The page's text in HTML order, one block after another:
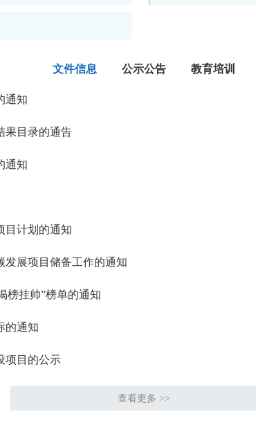
文件信息 公示公告 教育培训
通知
果目录的通告
通知
目计划的通知
发展项目储备工作的通知
榜挂帅”榜单的通知
的通知
项目的公示
查看更多 >>